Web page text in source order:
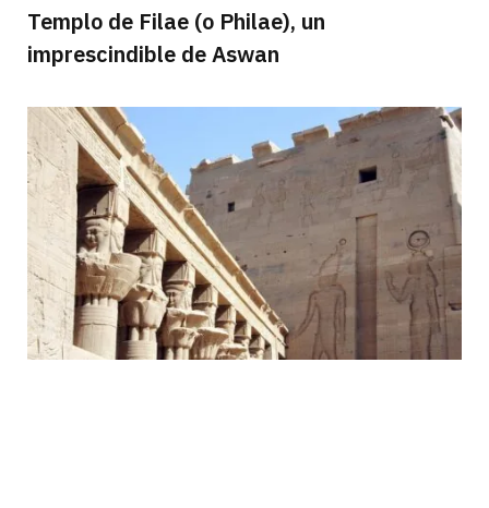
Templo de Filae (o Philae), un
imprescindible de Aswan